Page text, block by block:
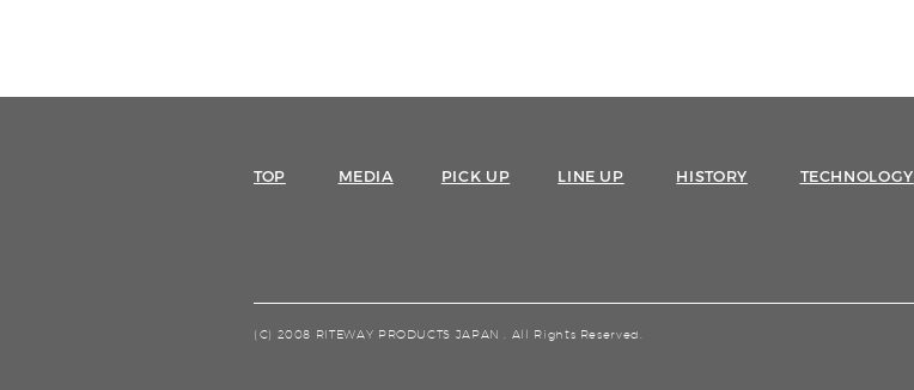
TOP MEDIA PICK UP LINE UP HISTORY TECHNOLOGY
(C) 2008 RITEWAY PRODUCTS JAPAN . All Rights Reserved.